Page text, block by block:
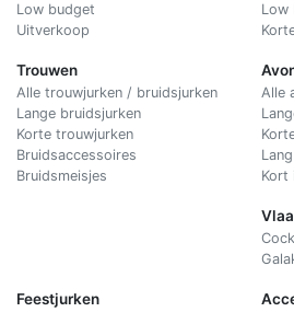
Low budget
Uitverkoop
Trouwen
Alle trouwjurken / bruidsjurken
Lange bruidsjurken
Korte trouwjurken
Bruidsaccessoires
Bruidsmeisjes
Low
Alle
Kort
Feestjurken